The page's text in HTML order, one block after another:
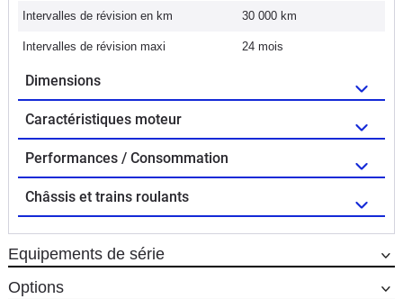
Intervalles de révision en km
30 000 km
Intervalles de révision maxi 24 mois
Dimensions
Caractéristiques moteur
Performances / Consommation
Châssis et trains roulants
Equipements de série
Options